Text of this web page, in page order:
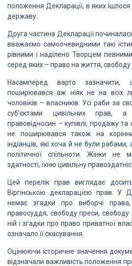
положення Декларації, в яких
державу.
Друга частина Декларації
вважаємо самоочевидними такі
рів­ними і наділено Творцем
серед яких – право на життя, свободу
Насамперед варто зазначити,
поширював­ся аж ніяк не на всіх
чоловіків – власників.
Усі раби за
суб’єктами цивільних прав, а
правовідносин – купівлі, продажу та
не поширювався також на
індіанців, які хоча й не були рабами,
політичної спільноти. Жінки не
здатності, їхню цивільну
Цей перелік прав виглядає
Віргінською декларацією прав. У
немає згадки про виборчі права,
правосуддя, свободу пре­си, свободу
ній і згадки про право приват­ної
означало її скасування.
Оцінюючи історичне значення
відзначали важливість положення